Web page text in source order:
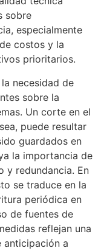
sobre
especialmente
costos y la
prioritarios.
necesidad de
sobre la
Un corte en el
puede resultar
guardados en
la importancia de
y redundancia. En
se traduce en la
periódica en
de fuentes de
reflejan una
anticipación a